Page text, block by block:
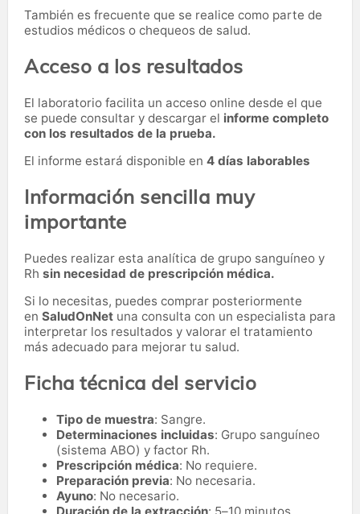
También es frecuente que se realice como parte de
estudios médicos o chequeos de salud.
Acceso a los resultados
El laboratorio facilita un acceso online desde el que
se puede consultar y descargar el informe completo
con los resultados de la prueba.
El informe estará disponible en 4 días laborables
Información sencilla muy
importante
Puedes realizar esta analítica de grupo sanguíneo y
Rh sin necesidad de prescripción médica.
Si lo necesitas, puedes comprar posteriormente
en SaludOnNet una consulta con un especialista para
interpretar los resultados y valorar el tratamiento
más adecuado para mejorar tu salud.
Ficha técnica del servicio
Tipo de muestra: Sangre.
Determinaciones incluidas: Grupo sanguíneo
(sistema ABO) y factor Rh.
Prescripción médica: No requiere.
Preparación previa: No necesaria.
Ayuno: No necesario.
Duración de la extracción: 5–10 minutos.